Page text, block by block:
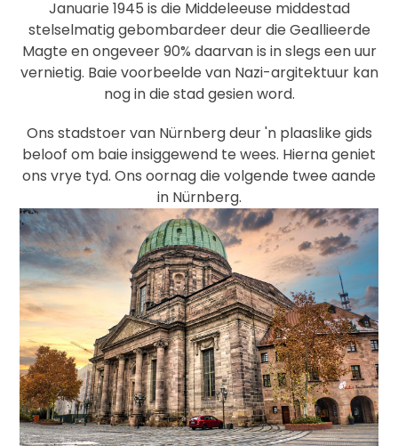
Januarie 1945 is die Middeleeuse middestad
stelselmatig gebombardeer deur die Geallieerde
Magte en ongeveer 90% daarvan is in slegs een uur
vernietig. Baie voorbeelde van Nazi-argitektuur kan
nog in die stad gesien word.
Ons stadstoer van Nürnberg deur 'n plaaslike gids
beloof om baie insiggewend te wees. Hierna geniet
ons vrye tyd. Ons oornag die volgende twee aande
in Nürnberg.